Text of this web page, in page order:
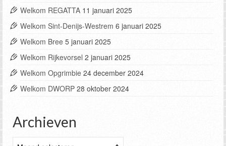
Welkom REGATTA 11 januari 2025
Welkom Sint-Denijs-Westrem 6 januari 2025
Welkom Bree 5 januari 2025
Welkom Rijkevorsel 2 januari 2025
Welkom Opgrimbie 24 december 2024
Welkom DWORP 28 oktober 2024
Archieven